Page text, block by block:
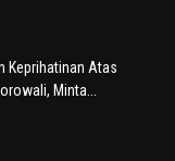
Keprihatinan Atas
Minta...